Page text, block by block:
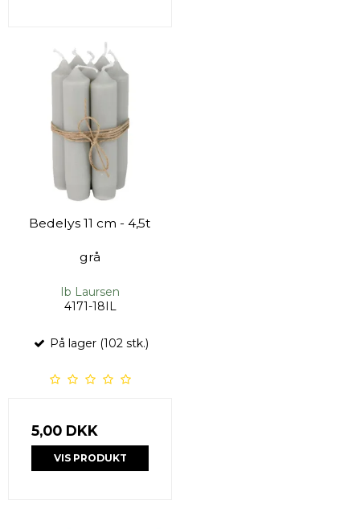
Bedelys 11 cm - 4,5t
grå
Ib Laursen
4171-18IL
På lager (102 stk.)
5,00 DKK
VIS PRODUKT